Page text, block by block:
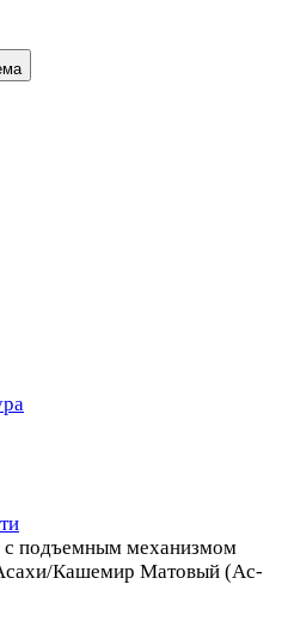
с подъемным механизмом
Кашемир Матовый (Ас-